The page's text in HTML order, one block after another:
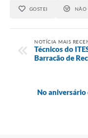
GOSTEI NÃO
NOTÍCIA MAIS
Técnicos do
Barracão de
No aniversário